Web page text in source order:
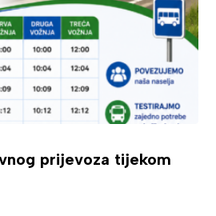
prijevoza tijekom